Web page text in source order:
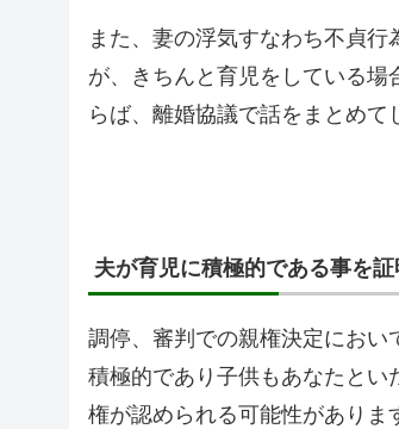
また、妻の浮気すなわち不貞
が、きちんと育児をしている
らば、離婚協議で話をまとめて
夫が育児に積極的である事を証
調停、審判での親権決定におい
積極的であり子供もあなたとい
権が認められる可能性がありま